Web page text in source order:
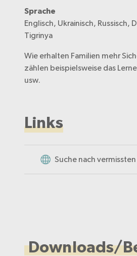
Sprache
Englisch, Ukrainisch, Russisch,
Tigrinya
Wie erhalten Familien mehr
zählen beispielsweise das
usw.
Links
Suche nach vermissten
Downloads/